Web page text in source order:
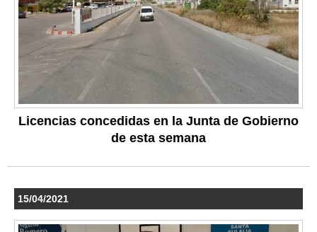
Licencias concedidas en la Junta de Gobierno
de esta semana
15/04/2021